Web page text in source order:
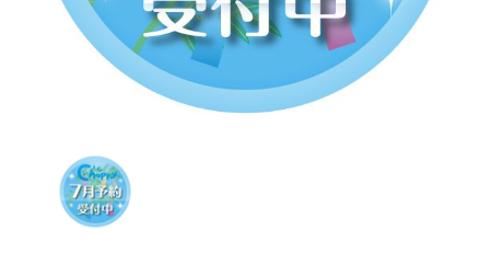
景品・玩具・文具
販促用カプセルトイ